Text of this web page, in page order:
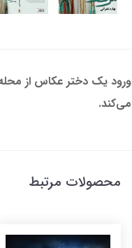
ورود یک دختر عکاس از
می‌کند.
محصولات مرتبط